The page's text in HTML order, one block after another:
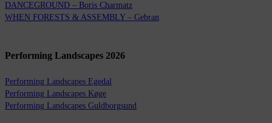
DANCEGROUND – Boris Charmatz
WHEN FORESTS & ASSEMBLY – Gebran
Performing Landscapes 2026
Performing Landscapes Egedal
Performing Landscapes Køge
Performing Landscapes Guldborgsund